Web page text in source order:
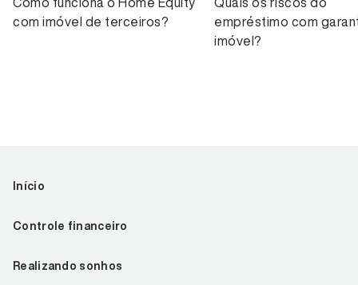
com imóvel de terceiros?
empréstimo com
imóvel?
Início
Controle financeiro
Realizando sonhos